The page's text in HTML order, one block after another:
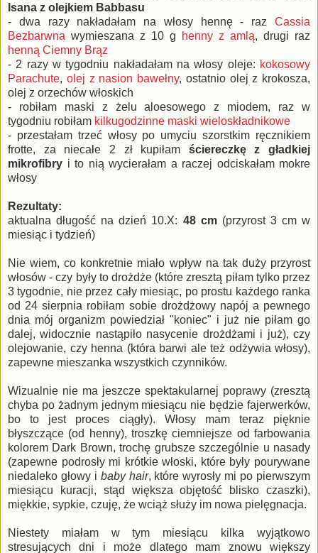
Isana z olejkiem Babbasu
- dwa razy nakładałam na włosy hennę - raz Cassia
Bezbarwna wymieszana z 10 g henny z amlą, drugi raz
henną Ciemny Brąz
- 2 razy w tygodniu nakładałam na włosy oleje: kokosowy
Parachute, olej z nasion bawełny, ostatnio olej z krokosza,
olej z orzechów włoskich
- robiłam maski z żelu aloesowego z miodem, raz w
tygodniu robiłam kilkugodzinne maski wieloskładnikowe
- przestałam trzeć włosy po umyciu szorstkim ręcznikiem
frotte, za niecałe 2 zł kupiłam ściereczkę z gładkiej
mikrofibry i to nią wycierałam a raczej odciskałam mokre
włosy
Rezultaty:
aktualna długość na dzień 10.X: 48 cm(przyrost 3 cm w
miesiąc i tydzień)
Nie wiem, co konkretnie miało wpływ na tak duży przyrost
włosów - czy były to drożdże (które zresztą piłam tylko przez
3 tygodnie, nie przez cały miesiąc, po prostu każdego ranka
od 24 sierpnia robiłam sobie drożdżowy napój a pewnego
dnia mój organizm powiedział "koniec" i już nie piłam go
dalej, widocznie nastąpiło nasycenie drożdżami i już), czy
olejowanie, czy henna (która barwi ale też odżywia włosy),
zapewne mieszanka wszystkich czynników.
Wizualnie nie ma jeszcze spektakularnej poprawy (zresztą
chyba po żadnym jednym miesiącu nie będzie fajerwerków,
bo to jest proces ciągły). Włosy mam teraz pięknie
błyszczące (od henny), troszkę ciemniejsze od farbowania
kolorem Dark Brown, trochę grubsze szczególnie u nasady
(zapewne podrosły mi krótkie włoski, które były pourywane
niedaleko głowy i baby hair, które wyrosły mi po pierwszym
miesiącu kuracji, stąd większa objętość blisko czaszki),
miękkie, sypkie, czuję, że wciąż służy im nowa pielęgnacja.
Niestety miałam w tym miesiącu kilka wyjątkowo
stresujących dni i może dlatego mam znowu większy